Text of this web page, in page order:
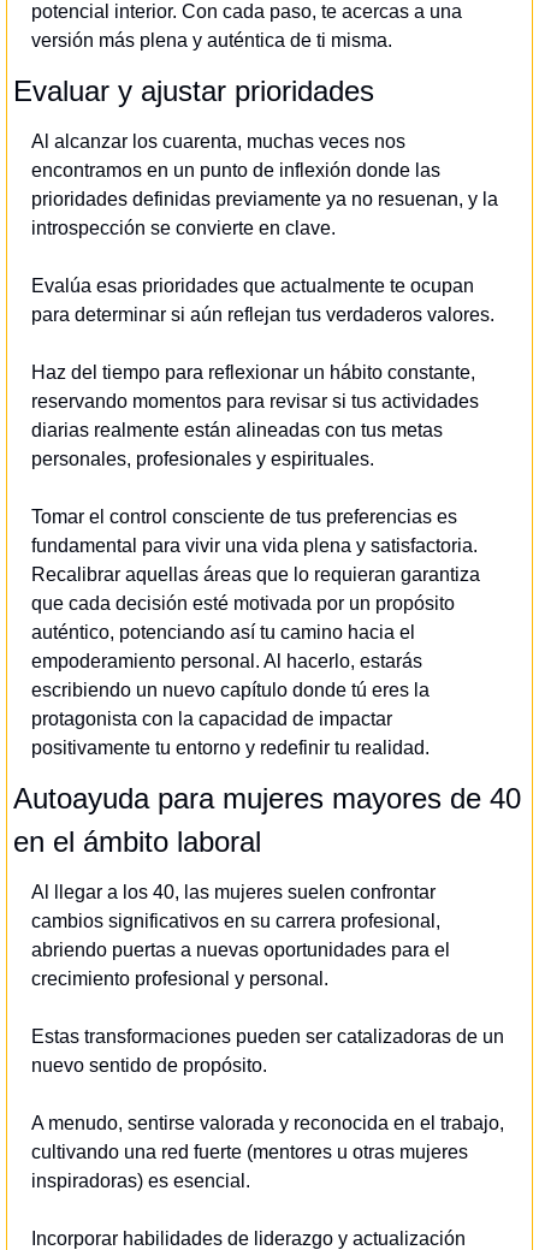
potencial interior. Con cada paso, te acercas a una
versión más plena y auténtica de ti misma.
Evaluar y ajustar prioridades
Al alcanzar los cuarenta, muchas veces nos
encontramos en un punto de inflexión donde las
prioridades definidas previamente ya no resuenan, y la
introspección se convierte en clave.
Evalúa esas prioridades que actualmente te ocupan
para determinar si aún reflejan tus verdaderos valores.
Haz del tiempo para reflexionar un hábito constante,
reservando momentos para revisar si tus actividades
diarias realmente están alineadas con tus metas
personales, profesionales y espirituales.
Tomar el control consciente de tus preferencias es
fundamental para vivir una vida plena y satisfactoria.
Recalibrar aquellas áreas que lo requieran garantiza
que cada decisión esté motivada por un propósito
auténtico, potenciando así tu camino hacia el
empoderamiento personal. Al hacerlo, estarás
escribiendo un nuevo capítulo donde tú eres la
protagonista con la capacidad de impactar
positivamente tu entorno y redefinir tu realidad.
Autoayuda para mujeres mayores de 40
en el ámbito laboral
Al llegar a los 40, las mujeres suelen confrontar
cambios significativos en su carrera profesional,
abriendo puertas a nuevas oportunidades para el
crecimiento profesional y personal.
Estas transformaciones pueden ser catalizadoras de un
nuevo sentido de propósito.
A menudo, sentirse valorada y reconocida en el trabajo,
cultivando una red fuerte (mentores u otras mujeres
inspiradoras) es esencial.
Incorporar habilidades de liderazgo y actualización